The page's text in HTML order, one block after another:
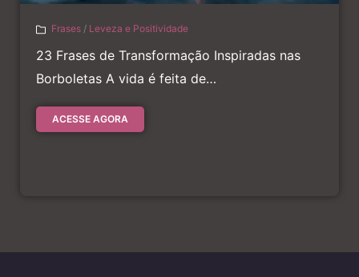
Frases / Leveza e Positividade
23 Frases de Transformação Inspiradas nas
Borboletas A vida é feita de…
ACESSE AGORA